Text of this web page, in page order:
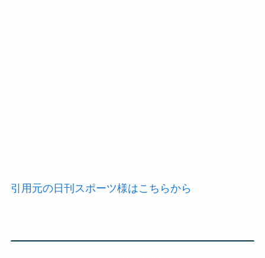
引用元の日刊スポーツ様はこちらから